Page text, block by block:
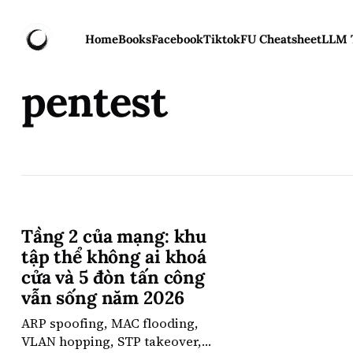
HomeBooksFacebookTiktokFU CheatsheetLLM
pentest
Tầng 2 của mạng: khu
tập thể không ai khoá
cửa và 5 đòn tấn công
vẫn sống năm 2026
ARP spoofing, MAC flooding,
VLAN hopping, STP takeover,